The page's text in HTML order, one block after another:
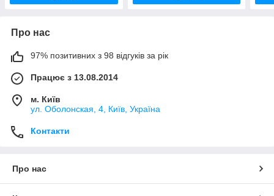
Про нас
97% позитивних з 98 відгуків за рік
Працює з 13.08.2014
м. Київ
ул. Оболонская, 4, Київ, Україна
Контакти
Про нас